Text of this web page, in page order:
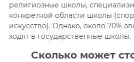
религиозные школы,
конкретной области школы
искусство). Однако, около 70%
ходят в государственные школы.
Сколько может